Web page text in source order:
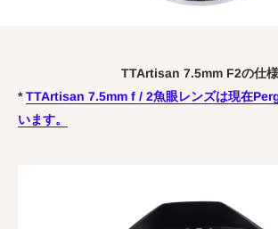
TTArtisan 7.5mm F2の仕様
*TTArtisan 7.5mm f / 2魚眼レンズは現在
います。